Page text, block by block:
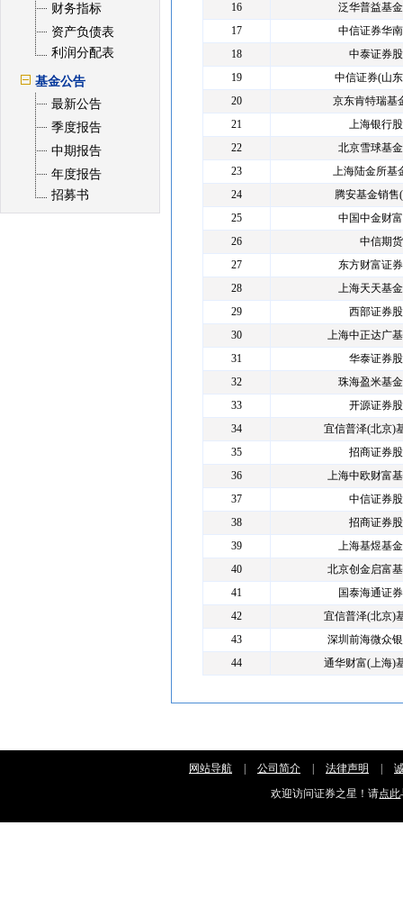
财务指标
资产负债表
利润分配表
基金公告
最新公告
季度报告
中期报告
年度报告
招募书
16
泛华普益基
17
中信证券华
18
中泰证券
19
中信证券(山
20
京东肯特瑞基
21
上海银行
22
北京雪球基
23
上海陆金所基
24
腾安基金销
25
中国中金财
26
中信期
27
东方财富证
28
上海天天基
29
西部证券
30
上海中正达广
31
华泰证券
32
珠海盈米基
33
开源证券
34
宜信普泽(北京)
35
招商证券
36
上海中欧财富
37
中信证券
38
招商证券
39
上海基煜基
40
北京创金启富
41
国泰海通证
42
宜信普泽(北京)
43
深圳前海微众
44
通华财富(上海)
网站导航 公司简介 法律声明
欢迎访问证券之星！请点此